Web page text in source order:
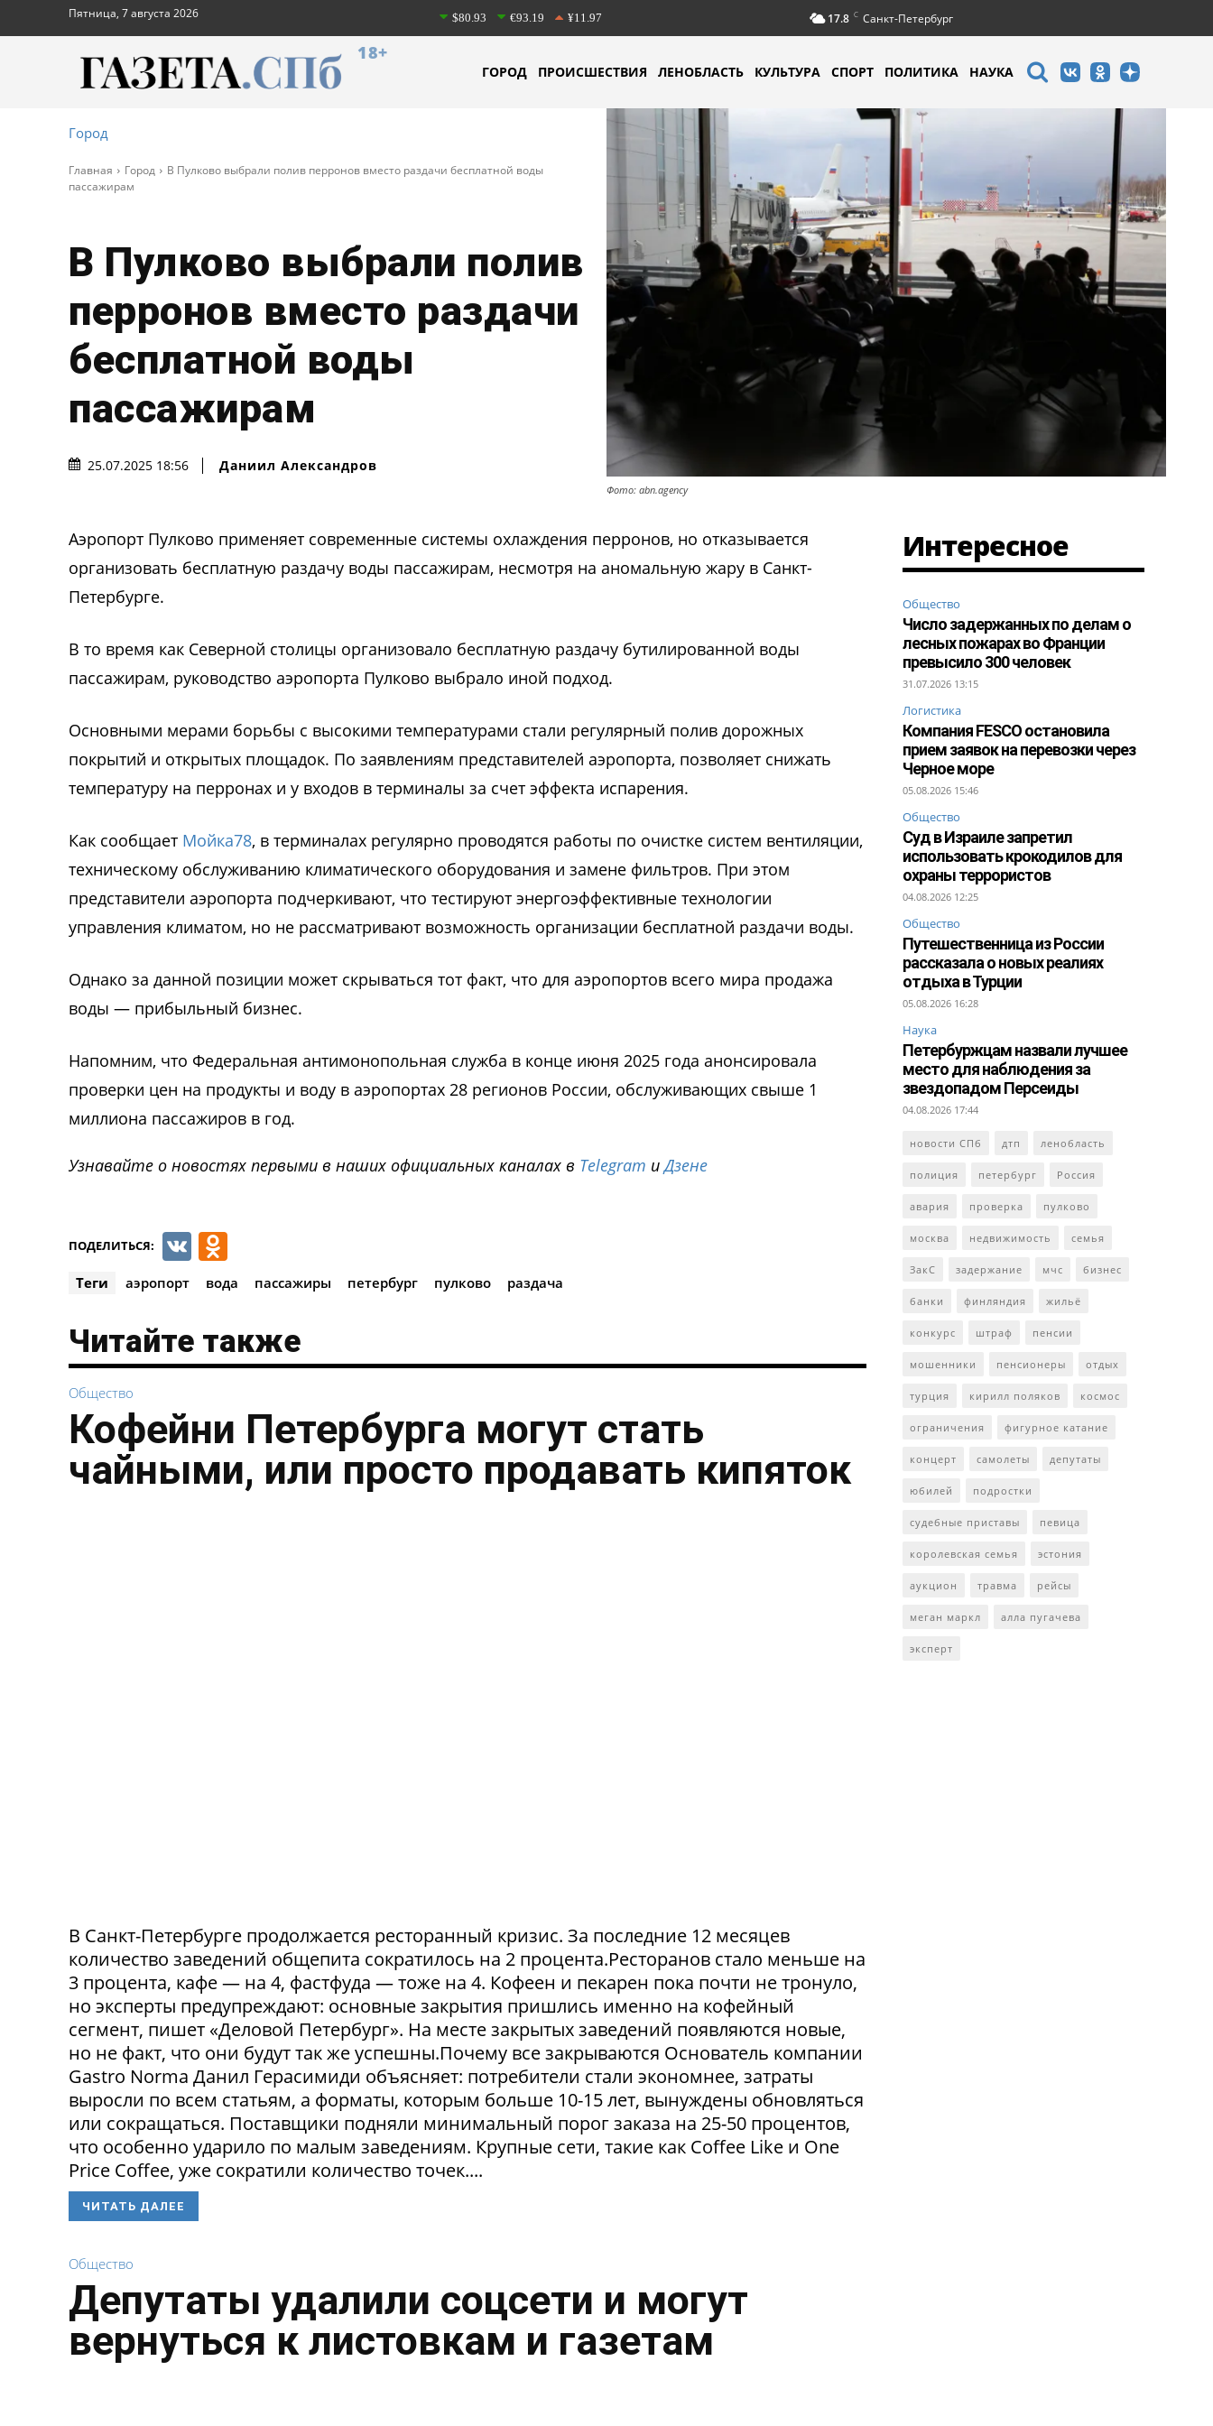
Пятница, 7 августа 2026 $80.93 €93.19 ¥11.97 17.8 C Санкт-Петербург
18+
ГОРОД ПРОИСШЕСТВИЯ ЛЕНОБЛАСТЬ КУЛЬТУРА СПОРТ ПОЛИТИКА НАУКА
Город
Главная Город
В Пулково выбрали полив перронов вместо раздачи бесплатной воды
пассажирам
В Пулково выбрали полив
перронов вместо раздачи
бесплатной воды
пассажирам
25.07.2025 18:56 Даниил Александров
Фото: abn.agency
Аэропорт Пулково применяет современные системы охлаждения перронов, но отказывается
организовать бесплатную раздачу воды пассажирам, несмотря на аномальную жару в Санкт-
Петербурге.
В то время как Северной столицы организовало бесплатную раздачу бутилированной воды
пассажирам, руководство аэропорта Пулково выбрало иной подход.
Основными мерами борьбы с высокими температурами стали регулярный полив дорожных
покрытий и открытых площадок. По заявлениям представителей аэропорта, позволяет снижать
температуру на перронах и у входов в терминалы за счет эффекта испарения.
Как сообщает Мойка78, в терминалах регулярно проводятся работы по очистке систем вентиляции,
техническому обслуживанию климатического оборудования и замене фильтров. При этом
представители аэропорта подчеркивают, что тестируют энергоэффективные технологии
управления климатом, но не рассматривают возможность организации бесплатной раздачи воды.
Однако за данной позиции может скрываться тот факт, что для аэропортов всего мира продажа
воды — прибыльный бизнес.
Напомним, что Федеральная антимонопольная служба в конце июня 2025 года анонсировала
проверки цен на продукты и воду в аэропортах 28 регионов России, обслуживающих свыше 1
миллиона пассажиров в год.
Узнавайте о новостях первыми в наших официальных каналах в Telegram иДзене
ПОДЕЛИТЬСЯ: VK
Теги аэропорт вода пассажиры петербург пулково раздача
Читайте также
Общество
Кофейни Петербурга могут стать
чайными, или просто продавать кипяток
В Санкт-Петербурге продолжается ресторанный кризис. За последние 12 месяцев
количество заведений общепита сократилось на 2 процента.Ресторанов стало меньше на
3 процента, кафе — на 4, фастфуда — тоже на 4. Кофеен и пекарен пока почти не тронуло,
но эксперты предупреждают: основные закрытия пришлись именно на кофейный
сегмент, пишет «Деловой Петербург». На месте закрытых заведений появляются новые,
но не факт, что они будут так же успешны.Почему все закрываются Основатель компании
Gastro Norma Данил Герасимиди объясняет: потребители стали экономнее, затраты
выросли по всем статьям, а форматы, которым больше 10-15 лет, вынуждены обновляться
или сокращаться. Поставщики подняли минимальный порог заказа на 25-50 процентов,
что особенно ударило по малым заведениям. Крупные сети, такие как Coffee Like и One
Price Coffee, уже сократили количество точек....
ЧИТАТЬ ДАЛЕЕ
Общество
Депутаты удалили соцсети и могут
вернуться к листовкам и газетам
Интересное
Общество
Число задержанных по делам о
лесных пожарах во Франции
превысило 300 человек
31.07.2026 13:15
Логистика
Компания FESCO остановила
прием заявок на перевозки через
Черное море
05.08.2026 15:46
Общество
Суд в Израиле запретил
использовать крокодилов для
охраны террористов
04.08.2026 12:25
Общество
Путешественница из России
рассказала о новых реалиях
отдыха в Турции
05.08.2026 16:28
Наука
Петербуржцам назвали лучшее
место для наблюдения за
звездопадом Персеиды
04.08.2026 17:44
новости СПб дтп ленобласть
полиция петербург Россия
авария проверка пулково
москва недвижимость семья
ЗакС задержание мчс бизнес
банки финляндия жильё
конкурс штраф пенсии
мошенники пенсионеры отдых
турция кирилл поляков космос
ограничения фигурное катание
концерт самолеты депутаты
юбилей подростки
судебные приставы певица
королевская семья эстония
аукцион травма рейсы
меган маркл алла пугачева
эксперт